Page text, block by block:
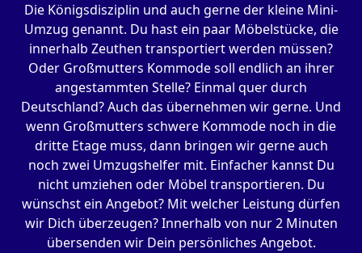
Die Königsdisziplin und auch gerne der kleine Mini-
Umzug genannt. Du hast ein paar Möbelstücke, die
innerhalb Zeuthen transportiert werden müssen?
Oder Großmutters Kommode soll endlich an ihrer
angestammten Stelle? Einmal quer durch
Deutschland? Auch das übernehmen wir gerne. Und
wenn Großmutters schwere Kommode noch in die
dritte Etage muss, dann bringen wir gerne auch
noch zwei Umzugshelfer mit. Einfacher kannst Du
nicht umziehen oder Möbel transportieren. Du
wünschst ein Angebot? Mit welcher Leistung dürfen
wir Dich überzeugen? Innerhalb von nur 2 Minuten
übersenden wir Dein persönliches Angebot.